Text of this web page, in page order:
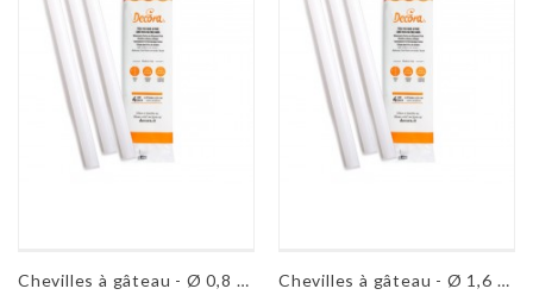
Chevilles à gâteau - Ø 0,8 x 30 cm Chevilles à gâteau - Ø 1,6 x 20 cm